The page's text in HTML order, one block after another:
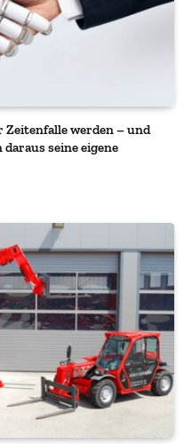
Zeitenfalle werden – und
seine eigene